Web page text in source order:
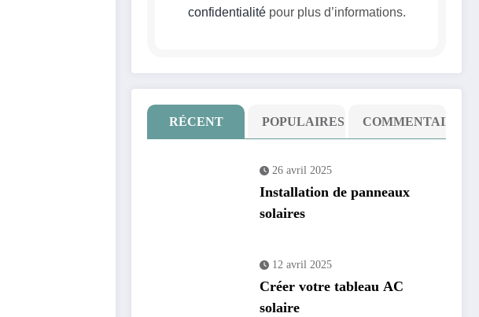
confidentialitépour plus d’informations.
RÉCENT POPULAIRES COMMENTAIRE
26 avril 2025
Installation de panneaux
solaires
12 avril 2025
Créer votre tableau AC
solaire